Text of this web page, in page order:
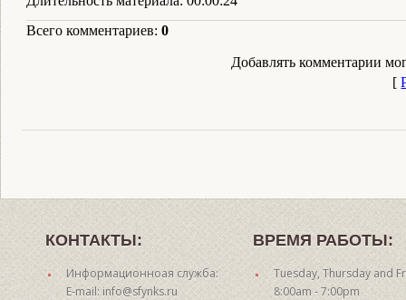
Всего комментариев: 0
Добавлять комментарии
[
КОНТАКТЫ:
Информационноая служба:
E-mail: info@sfynks.ru
ВРЕМЯ РАБОТЫ:
Tuesday, Thursday and
8:00am - 7:00pm